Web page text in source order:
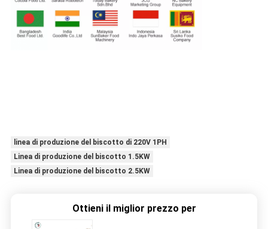
linea di produzione del biscotto di 220V 1PH
Linea di produzione del biscotto 1.5KW
Linea di produzione del biscotto 2.5KW
Ottieni il miglior prezzo per